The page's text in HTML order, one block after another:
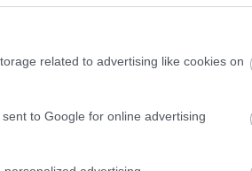
related to advertising like cookies on
to Google for online advertising